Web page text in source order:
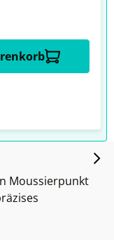
Moussierpunkt